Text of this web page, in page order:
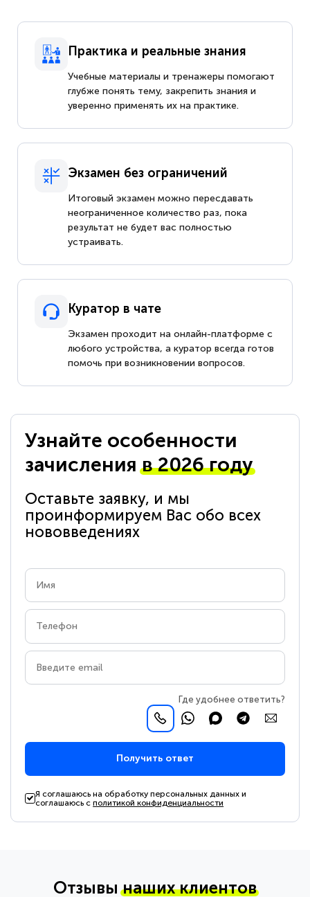
Практика и реальные знания
Учебные материалы и тренажеры помогают
глубже понять тему, закрепить знания и
уверенно применять их на практике.
Экзамен без ограничений
Итоговый экзамен можно пересдавать
неограниченное количество раз, пока
результат не будет вас полностью
устраивать.
Куратор в чате
Экзамен проходит на онлайн-платформе с
любого устройства, а куратор всегда готов
помочь при возникновении вопросов.
Узнайте особенности
зачисленияв 2026 году
Оставьте заявку, и мы
проинформируем Вас обо всех
нововведениях
Где удобнее ответить?
Получить ответ
Я соглашаюсь на обработку персональных данных и
соглашаюсь сполитикой конфиденциальности
Отзывынаших клиентов